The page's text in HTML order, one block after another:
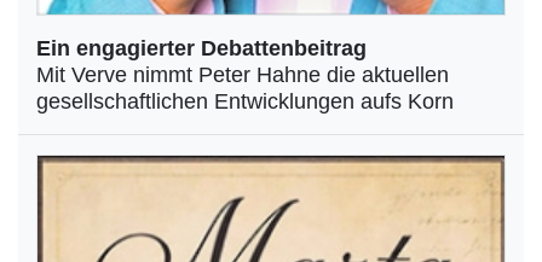
Ein engagierter Debattenbeitrag
Mit Verve nimmt Peter Hahne die aktuellen
gesellschaftlichen Entwicklungen aufs Korn